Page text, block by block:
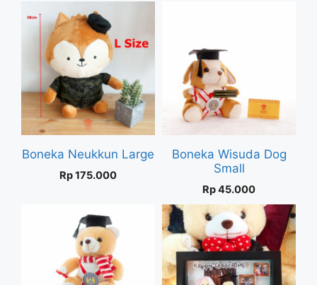
Boneka Neukkun Large
Rp175.000
Boneka Wisuda Dog
Small
Rp45.000